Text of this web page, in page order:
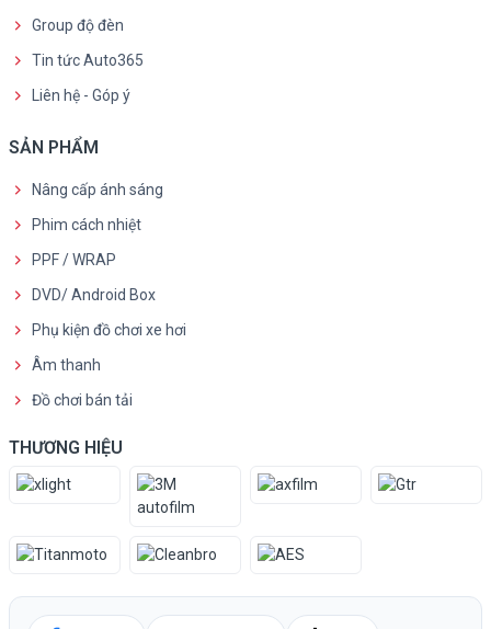
Group độ đèn
Tin tức Auto365
Liên hệ - Góp ý
SẢN PHẨM
Nâng cấp ánh sáng
Phim cách nhiệt
PPF / WRAP
DVD/ Android Box
Phụ kiện đồ chơi xe hơi
Âm thanh
Đồ chơi bán tải
THƯƠNG HIỆU